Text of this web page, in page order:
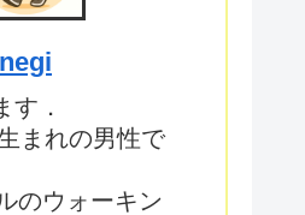
negi
す．
まれの男性で
のウォーキン